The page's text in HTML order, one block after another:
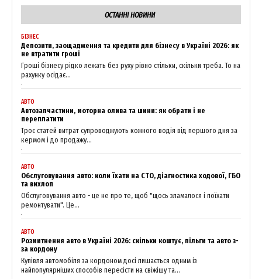
ОСТАННІ НОВИНИ
БІЗНЕС
Депозити, заощадження та кредити для бізнесу в Україні 2026: як
не втратити гроші
Гроші бізнесу рідко лежать без руху рівно стільки, скільки треба. То на
рахунку осідає...
АВТО
Автозапчастини, моторна олива та шини: як обрати і не
переплатити
Троє статей витрат супроводжують кожного водія від першого дня за
кермом і до продажу...
АВТО
Обслуговування авто: коли їхати на СТО, діагностика ходової, ГБО
та вихлоп
Обслуговування авто - це не про те, щоб "щось зламалося і поїхати
ремонтувати". Це...
АВТО
Розмитнення авто в Україні 2026: скільки коштує, пільги та авто з-
за кордону
Купівля автомобіля за кордоном досі лишається одним із
найпопулярніших способів пересісти на свіжішу та...